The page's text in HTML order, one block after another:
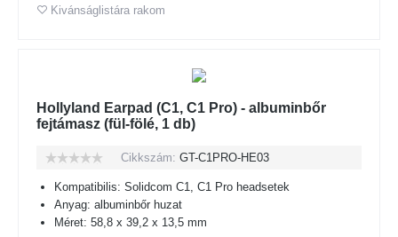
Kivánságlistára rakom
Hollyland Earpad (C1, C1 Pro) - albuminbőr
fejtámasz (fül-fölé, 1 db)
Cikkszám: GT-C1PRO-HE03
Kompatibilis: Solidcom C1, C1 Pro headsetek
Anyag: albuminbőr huzat
Méret: 58,8 x 39,2 x 13,5 mm